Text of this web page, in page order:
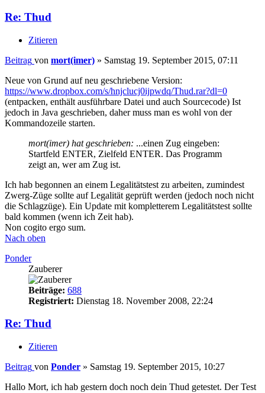
Re: Thud
Zitieren
Beitrag von mort(imer) » Samstag 19. September 2015, 07:11
Neue von Grund auf neu geschriebene Version:
https://www.dropbox.com/s/hnjclucj0ijpwdq/Thud.rar?dl=0
(entpacken, enthält ausführbare Datei und auch Sourcecode) Ist
jedoch in Java geschrieben, daher muss man es wohl von der
Kommandozeile starten.
mort(imer) hat geschrieben: ...einen Zug eingeben:
Startfeld ENTER, Zielfeld ENTER. Das Programm
zeigt an, wer am Zug ist.
Ich hab begonnen an einem Legalitätstest zu arbeiten, zumindest
Zwerg-Züge sollte auf Legalität geprüft werden (jedoch noch nicht
die Schlagzüge). Ein Update mit kompletterem Legalitätstest sollte
bald kommen (wenn ich Zeit hab).
Non cogito ergo sum.
Nach oben
Ponder
Zauberer
Beiträge: 688
Registriert: Dienstag 18. November 2008, 22:24
Re: Thud
Zitieren
Beitrag von Ponder » Samstag 19. September 2015, 10:27
Hallo Mort, ich hab gestern doch noch dein Thud getestet. Der Test